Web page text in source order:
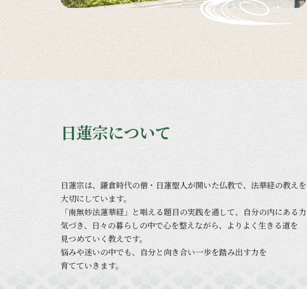
日蓮宗について
日蓮宗は、 鎌倉時代の僧・日蓮聖人が開いた仏教で、 法華経の教えを
大切にしています。
「南無妙法蓮華経」と唱える題目の実践を通して、 自分の内にある
気づき、
日々の暮らしの中で心を整えながら、 より よく 生きる道を
見つめていく 教えです。
悩みや迷いの中でも、 自分と向き合い一歩を踏み出す力を
育てていきます。